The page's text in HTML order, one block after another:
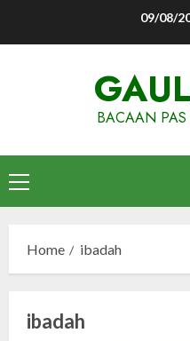
09/08/
BACAAN PAS
Primary
Menu
Home ibadah
ibadah